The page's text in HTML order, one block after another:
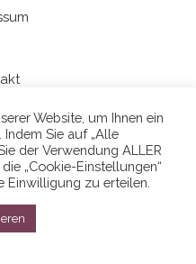
Website, um Ihnen ein
Sie auf „Alle
der Verwendung ALLER
„Cookie-Einstellungen“
Einwilligung zu erteilen.